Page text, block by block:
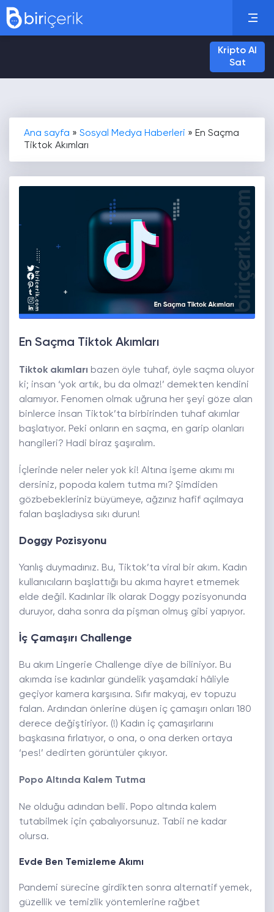
Kripto Al
Sat
Ana sayfa » Sosyal Medya Haberleri » En Saçma
Tiktok Akımları
En Saçma Tiktok Akımları
Tiktok akımları bazen öyle tuhaf, öyle saçma oluyor
ki; insan ‘yok artık, bu da olmaz!’ demekten kendini
alamıyor. Fenomen olmak uğruna her şeyi göze alan
binlerce insan Tiktok’ta birbirinden tuhaf akımlar
başlatıyor. Peki onların en saçma, en garip olanları
hangileri? Hadi biraz şaşıralım.
İçlerinde neler neler yok ki! Altına işeme akımı mı
dersiniz, popoda kalem tutma mı? Şimdiden
gözbebekleriniz büyümeye, ağzınız hafif açılmaya
falan başladıysa sıkı durun!
Doggy Pozisyonu
Yanlış duymadınız. Bu, Tiktok’ta viral bir akım. Kadın
kullanıcıların başlattığı bu akıma hayret etmemek
elde değil. Kadınlar ilk olarak Doggy pozisyonunda
duruyor, daha sonra da pişman olmuş gibi yapıyor.
İç Çamaşırı Challenge
Bu akım Lingerie Challenge diye de biliniyor. Bu
akımda ise kadınlar gündelik yaşamdaki hâliyle
geçiyor kamera karşısına. Sıfır makyaj, ev topuzu
falan. Ardından önlerine düşen iç çamaşırı onları 180
derece değiştiriyor. (!) Kadın iç çamaşırlarını
başkasına fırlatıyor, o ona, o ona derken ortaya
‘pes!’ dedirten görüntüler çıkıyor.
Popo Altında Kalem Tutma
Ne olduğu adından belli. Popo altında kalem
tutabilmek için çabalıyorsunuz. Tabii ne kadar
olursa.
Evde Ben Temizleme Akımı
Pandemi sürecine girdikten sonra alternatif yemek,
güzellik ve temizlik yöntemlerine rağbet